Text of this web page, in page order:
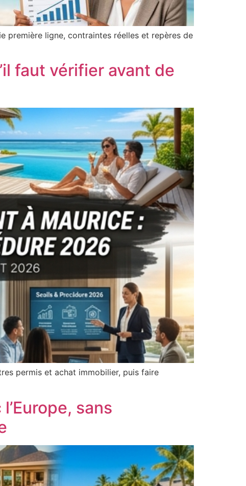
première ligne, contraintes réelles et repères de
faut vérifier avant de
permis et achat immobilier, puis faire
sans